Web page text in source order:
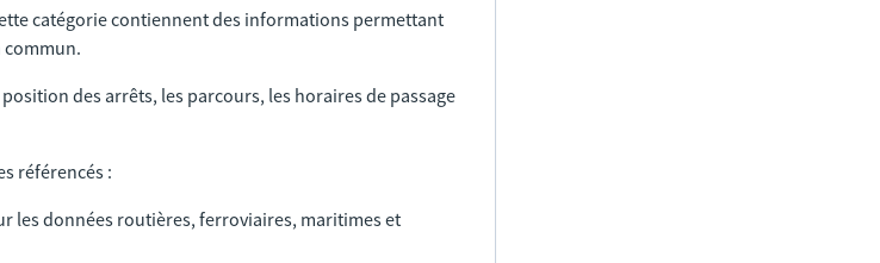
catégorie contiennent des informations permettant
commun.
des arrêts, les parcours, les horaires de passage
référencés :
les données routières, ferroviaires, maritimes et